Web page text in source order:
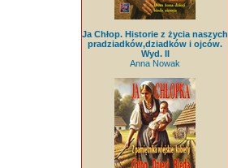
Ja Chłop. Historie z życia naszych
pradziadków,dziadków i ojców.
Wyd. II
Anna Nowak